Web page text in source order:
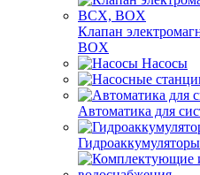
Клапан
BOX
Насосы
Автоматика для